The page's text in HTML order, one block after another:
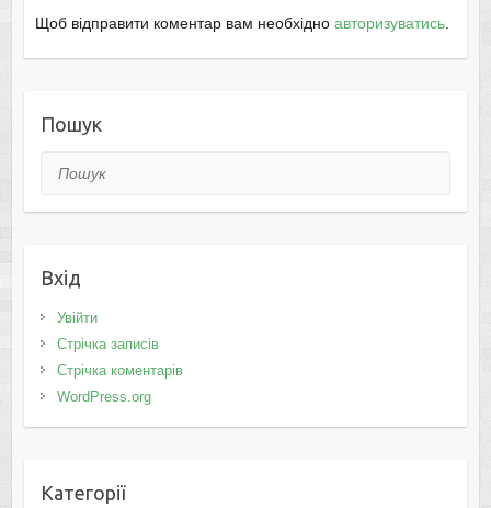
Щоб відправити коментар вам необхідно авторизуватись.
Пошук
Пошук
Вхід
Увійти
Стрічка записів
Стрічка коментарів
WordPress.org
Категорії